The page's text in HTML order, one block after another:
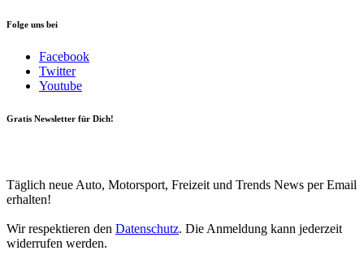
Folge uns bei
Facebook
Twitter
Youtube
Gratis Newsletter für Dich!
Täglich neue Auto, Motorsport, Freizeit und Trends News per Email
erhalten!
Wir respektieren den Datenschutz. Die Anmeldung kann jederzeit
widerrufen werden.